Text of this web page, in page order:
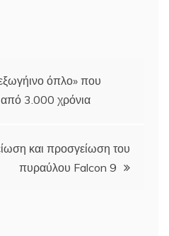
όπλο» που
από 3.000 χρόνια
και προσγείωση του
πυραύλου Falcon 9